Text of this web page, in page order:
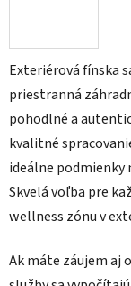
Exteriérová fínska
priestranná
pohodlné a
kvalitné
ideálne podmienky
Skvelá voľba pre
wellness zónu v
Ak máte záujem aj